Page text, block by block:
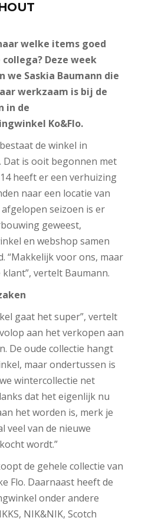
welke items goed
Deze week
we Saskia Baumann die
werkzaam is bij de
in de
Ko&Flo.
de winkel in
Dat is ooit begonnen met
heeft er een verhuizing
naar een locatie van
afgelopen seizoen is er
geweest,
en webshop samen
“Makkelijk voor ons, maar
vertelt Baumann.
gaat het super”, vertelt
volop aan het verkopen aan
De oude collectie hangt
maar ondertussen is
wintercollectie net
dat het eigenlijk nu
het worden is, merk je
veel van de nieuwe
wordt.”
de gehele collectie van
Flo. Daarnaast heeft de
onder andere
NIK&NIK, Scotch